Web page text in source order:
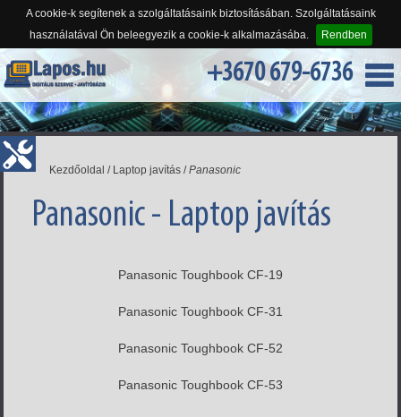
A cookie-k segítenek a szolgáltatásaink biztosításában. Szolgáltatásaink
használatával Ön beleegyezik a cookie-k alkalmazásába.
Rendben
+3670 679-6736
Kezdőoldal / Laptop javítás /Panasonic
Panasonic - Laptop javítás
Panasonic Toughbook CF-19
Panasonic Toughbook CF-31
Panasonic Toughbook CF-52
Panasonic Toughbook CF-53